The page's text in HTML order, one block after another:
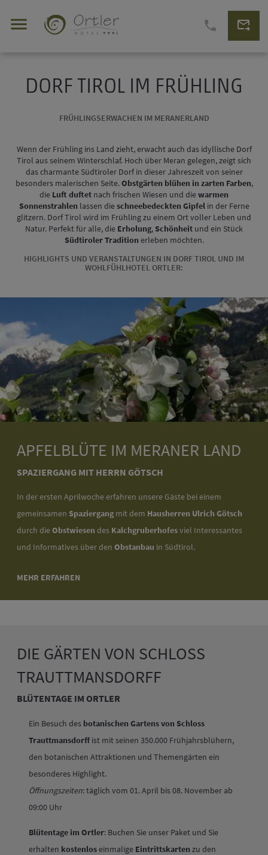
menu phone forward_to_inbox
DORF TIROL IM FRÜHLING
FRÜHLINGSERWACHEN IM MERANERLAND
Wenn der Frühling ins Land zieht, erwacht auch das idyllische Dorf
Tirol aus seinem Winterschlaf. Hoch über Meran gelegen, zeigt sich
das charmante Südtiroler Dorf in dieser Jahreszeit von seiner
besonders malerischen Seite.Obstgärten blühen in zarten Farben,
die Luft duftet nach frischen Wiesen und diewarmen
Sonnenstrahlen lassen dieschneebedeckten Gipfelin der Ferne
glitzern. Dorf Tirol wird im Frühling zu einem Ort voller Leben und
Natur. Perfekt für alle, die Erholung,Schönheit und ein Stück
Südtiroler Tradition erleben möchten.
HIGHLIGHTS UND VERANSTALTUNGEN IN DORF TIROL UND IM
WOHLFÜHLHOTEL ORTLER:
APFELBLÜTE IM MERANER LAND
SPAZIERGANG MIT HERRN GÖTSCH
In der ersten Aprilwoche erfahren unsere Gäste bei einem
gemeinsamen Spaziergang mit dem Hausherren Ulrich Götsch
durch dieObstwiesen des Kalchgruberhofesviel Interessantes
und Informatives über den Obstanbau in Südtirol.
MEHR ERFAHREN
DIE GÄRTEN VON SCHLOSS
TRAUTTMANSDORFF
BLÜTENTAGE IM ORTLER
Ein Besuch des botanischen Gartens von Schloss
Trauttmansdorffist mit seinen 350.000 Frühjahrsblühern,
den botanischen Attraktionen und Themengärten ein
besonderes Highlight.
Öffnungszeiten: täglich vom 01. April bis 08. November ab
09:00 Uhr
Blütentage im Ortler: Buchen Sie unser Paket und Sie
erhalten kostenloseinmalige Eintrittskarten zu den